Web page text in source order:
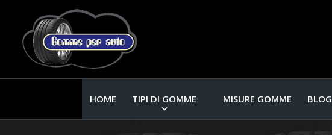
HOME TIPI DI GOMME MISURE GOMME BLOG